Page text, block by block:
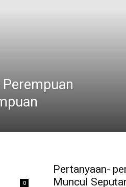
0
Pertanyaan-
Muncul